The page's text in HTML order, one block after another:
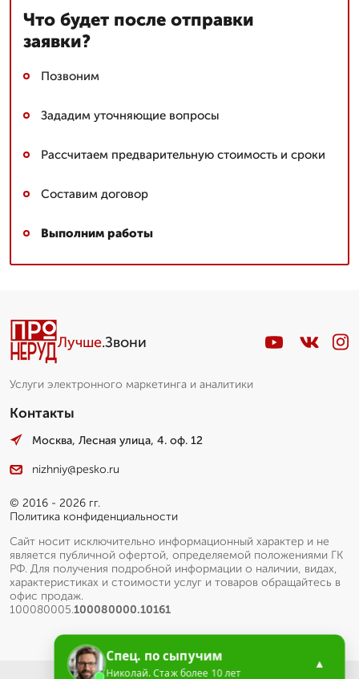
Что будет после отправки
заявки?
Позвоним
Зададим уточняющие вопросы
Рассчитаем предварительную стоимость и сроки
Составим договор
Выполним работы
Лучше.Звони
Услуги электронного маркетинга и аналитики
Контакты
Москва, Лесная улица, 4. оф. 12
nizhniy@pesko.ru
© 2016 - 2026 гг.
Политика конфиденциальности
Сайт носит исключительно информационный характер и не
является публичной офертой, определяемой положениями ГК
РФ. Для получения подробной информации о наличии, видах,
характеристиках и стоимости услуг и товаров обращайтесь в
офис продаж.
100080005.100080000.10161
Спец. по сыпучим
Николай. Стаж более 10 лет
▲